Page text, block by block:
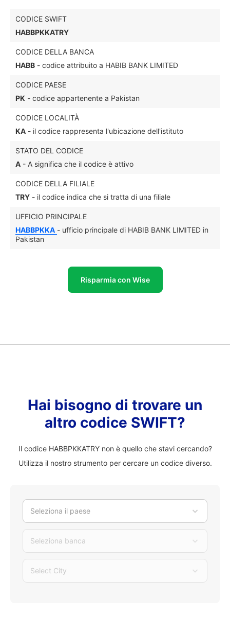
CODICE SWIFT
HABBPKKATRY
CODICE DELLA BANCA
HABB - codice attribuito a HABIB BANK LIMITED
CODICE PAESE
PK - codice appartenente a Pakistan
CODICE LOCALITÀ
KA - il codice rappresenta l'ubicazione dell'istituto
STATO DEL CODICE
A - A significa che il codice è attivo
CODICE DELLA FILIALE
TRY - il codice indica che si tratta di una filiale
UFFICIO PRINCIPALE
HABBPKKA - ufficio principale di HABIB BANK LIMITED in
Pakistan
Risparmia con Wise
Hai bisogno di trovare un
altro codice SWIFT?
Il codice HABBPKKATRY non è quello che stavi cercando?
Utilizza il nostro strumento per cercare un codice diverso.
Seleziona il paese
Seleziona banca
Select City